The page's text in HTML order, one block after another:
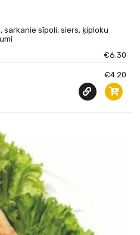
sīpoli, siers, ķiploku
€6.30
€4.20